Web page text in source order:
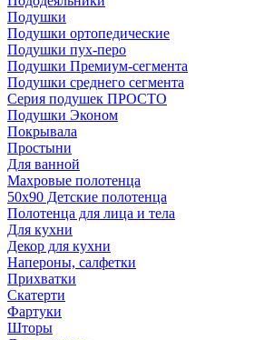
Подушки
Подушки ортопедические
Подушки пух-перо
Подушки Премиум-сегмента
Подушки среднего сегмента
Серия подушек ПРОСТО
Подушки Эконом
Покрывала
Простыни
Для ванной
Махровые полотенца
50х90 Детские полотенца
Полотенца для лица и тела
Для кухни
Декор для кухни
Напероны, салфетки
Прихватки
Скатерти
Фартуки
Шторы